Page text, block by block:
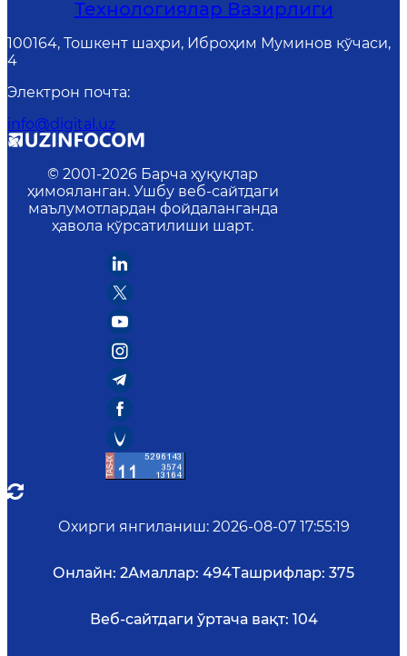
Технологиялар Вазирлиги
100164, Тошкент шаҳри, Иброҳим Муминов кўчаси,
4
Электрон почта:
info@digital.uz
© 2001-2026 Барча ҳуқуқлар
ҳимояланган. Ушбу веб-сайтдаги
маълумотлардан фойдаланганда
ҳавола кўрсатилиши шарт.
Охирги янгиланиш: 2026-08-07 17:55:19
Онлайн: 2Амаллар: 494Ташрифлар: 375
Веб-сайтдаги ўртача вақт: 104